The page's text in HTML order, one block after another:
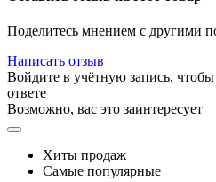
Поделитесь мнением с другими
Написать отзыв
Войдите в учётную запись,
ответе
Возможно, вас это заинтересует
Хиты продаж
Самые популярные